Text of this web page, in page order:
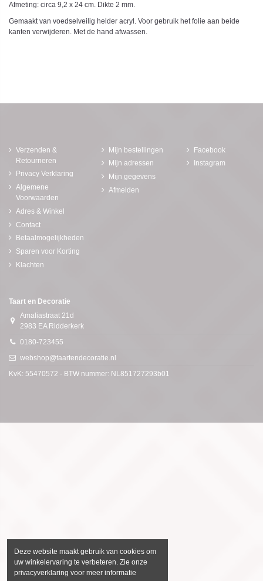
Afmeting: circa 9,2 x 24 cm. Dikte 2 mm.
Gemaakt van voedselveilig helder acryl. Voor gebruik het folie aan beide
kanten verwijderen. Met de hand afwassen.
Verzenden &
Retourneren
Privacy Verklaring
Algemene
Voorwaarden
Adres & Winkel
Contact
Betaalmogelijkheden
Sparen voor Korting
Klachten
Mijn bestellingen
Mijn adressen
Mijn gegevens
Afmelden
Facebook
Instagram
Taart en Decoratie
Amaliastraat 21d
2983 EA Ridderkerk
0180-723455
webshop@taartendecoratie.nl
KvK: 55470572 - BTW nummer: NL851727293b01
Deze website maakt gebruik van cookies om
uw winkelervaring te verbeteren. Zie onze
privacyverklaring voor meer informatie